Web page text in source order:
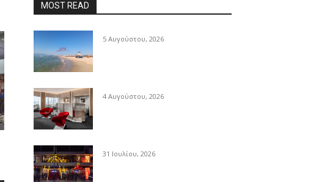
MOST READ
5 Αυγούστου, 2026
4 Αυγούστου, 2026
31 Ιουλίου, 2026